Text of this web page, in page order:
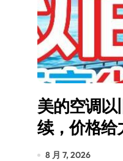
美的空调以
续，价格给
装！
8 月 7, 2026